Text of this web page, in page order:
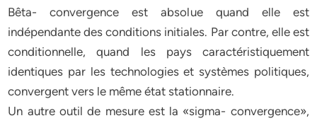
Bêta- convergence est absolue quand elle est
indépendante des conditions initiales. Par contre, elle est
conditionnelle, quand les pays caractéristiquement
identiques par les technologies et systèmes politiques,
convergent vers le même état stationnaire.
Un autre outil de mesure est la «sigma- convergence»,